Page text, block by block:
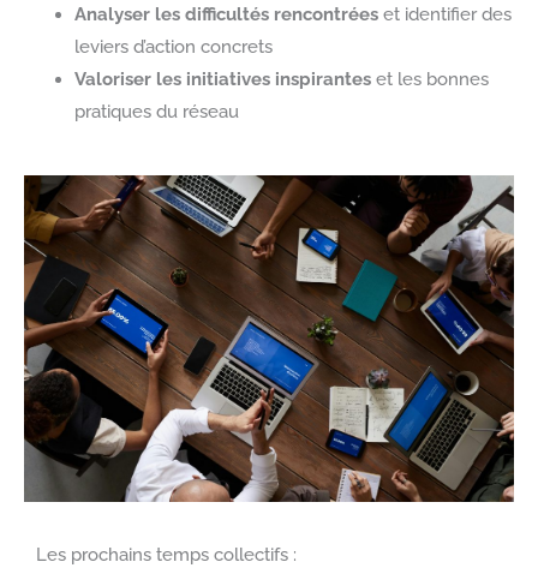
Analyser les difficultés rencontréeset identifier des
leviers d’action concrets
Valoriser les initiatives inspiranteset les bonnes
pratiques du réseau
Les prochains temps collectifs :